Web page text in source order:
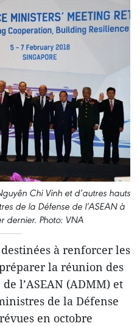
Chi Vinh et d’autres hauts
de la Défense de l’ASEAN à
dernier. Photo: VNA
à renforcer les
la réunion des
l’ASEAN (ADMM) et
de la Défense
en octobre